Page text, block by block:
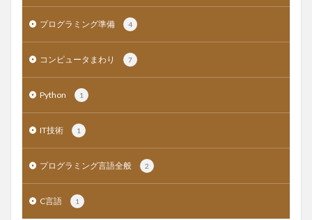
プログラミング準備 4
コンピュータまわり 7
Python 1
IT技術 1
プログラミング言語全般 2
C言語 1